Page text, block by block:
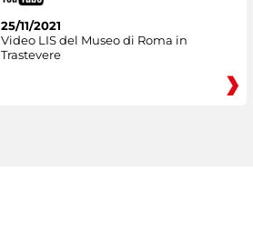
25/11/2021
Video LIS del Museo di Roma in
Trastevere